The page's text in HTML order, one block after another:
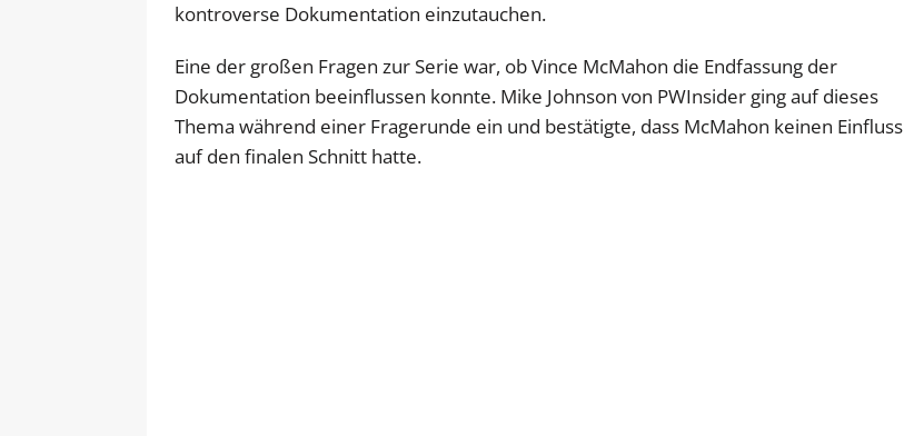
kontroverse Dokumentation einzutauchen.
Eine der großen Fragen zur Serie war, ob Vince McMahon die Endfassung der
Dokumentation beeinflussen konnte. Mike Johnson von PWInsider ging auf dieses
Thema während einer Fragerunde ein und bestätigte, dass McMahon keinen Einfluss
auf den finalen Schnitt hatte.